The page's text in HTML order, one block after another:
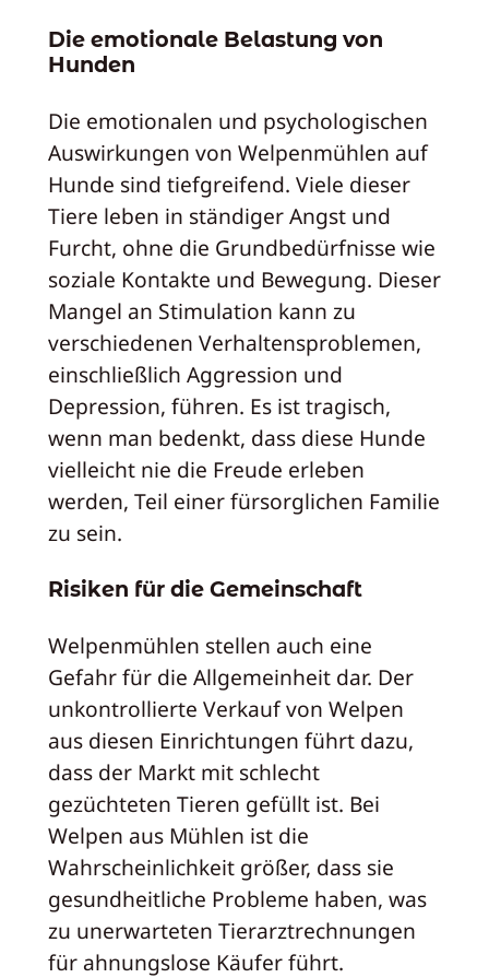
Die emotionale Belastung von
Hunden
Die emotionalen und psychologischen
Auswirkungen von Welpenmühlen auf
Hunde sind tiefgreifend. Viele dieser
Tiere leben in ständiger Angst und
Furcht, ohne die Grundbedürfnisse wie
soziale Kontakte und Bewegung. Dieser
Mangel an Stimulation kann zu
verschiedenen Verhaltensproblemen,
einschließlich Aggression und
Depression, führen. Es ist tragisch,
wenn man bedenkt, dass diese Hunde
vielleicht nie die Freude erleben
werden, Teil einer fürsorglichen Familie
zu sein.
Risiken für die Gemeinschaft
Welpenmühlen stellen auch eine
Gefahr für die Allgemeinheit dar. Der
unkontrollierte Verkauf von Welpen
aus diesen Einrichtungen führt dazu,
dass der Markt mit schlecht
gezüchteten Tieren gefüllt ist. Bei
Welpen aus Mühlen ist die
Wahrscheinlichkeit größer, dass sie
gesundheitliche Probleme haben, was
zu unerwarteten Tierarztrechnungen
für ahnungslose Käufer führt.